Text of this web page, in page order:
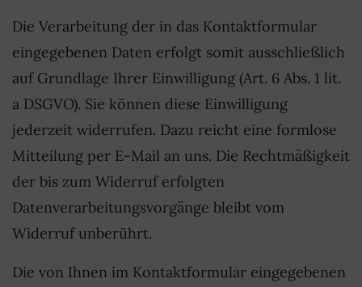
Die Verarbeitung der in das Kontaktformular
eingegebenen Daten erfolgt somit ausschließlich
auf Grundlage Ihrer Einwilligung (Art. 6 Abs. 1 lit.
a DSGVO). Sie können diese Einwilligung
jederzeit widerrufen. Dazu reicht eine formlose
Mitteilung per E-Mail an uns. Die Rechtmäßigkeit
der bis zum Widerruf erfolgten
Datenverarbeitungsvorgänge bleibt vom
Widerruf unberührt.
Die von Ihnen im Kontaktformular eingegebenen